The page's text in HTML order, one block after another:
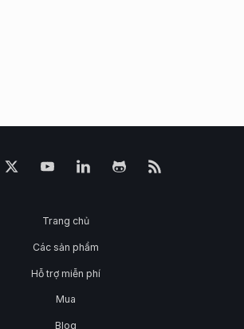
Trang chủ
Các sản phẩm
Hỗ trợ miễn phí
Mua
Blog